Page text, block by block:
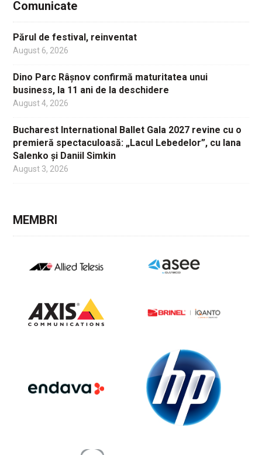
Comunicate
Părul de festival, reinventat
August 6, 2026
Dino Parc Râșnov confirmă maturitatea unui
business, la 11 ani de la deschidere
August 4, 2026
Bucharest International Ballet Gala 2027 revine cu o
premieră spectaculoasă: „Lacul Lebedelor”, cu Iana
Salenko și Daniil Simkin
August 3, 2026
MEMBRI